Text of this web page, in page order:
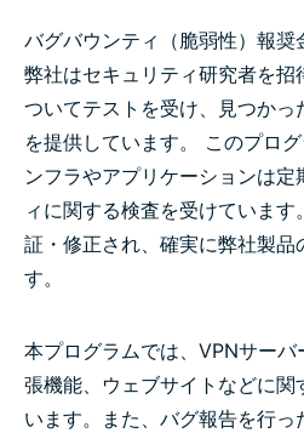
バグバウンティ（脆弱性）報奨
弊社はセキュリティ研究者を招
ついてテストを受け、見つかっ
を提供しています。 このプロ
ンフラやアプリケーションは
ィに関する検査を受けていま
証・修正され、確実に弊社製品
す。
本プログラムでは、VPNサー
張機能、ウェブサイトなどに関
います。また、バグ報告を行っ